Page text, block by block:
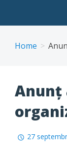
Home
Anunț
27